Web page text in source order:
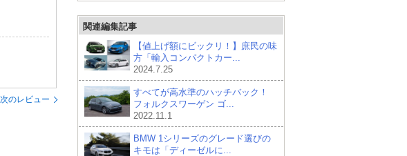
次のレビュー
関連編集記事
【値上げ額にビックリ！】庶民の味
方「輸入コンパクトカー...
2024.7.25
すべてが高水準のハッチバック！
フォルクスワーゲン ゴ...
2022.11.1
BMW 1シリーズのグレード選びの
キモは「ディーゼルに...